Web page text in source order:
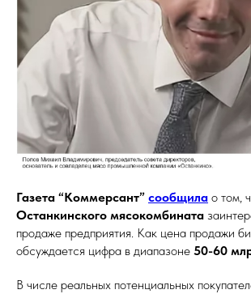
Газета “Коммерсант” сообщила о том,
Останкинского мясокомбината
продаже предприятия. Как цена продажи
обсуждается цифра в диапазоне 50-60
В числе реальных потенциальных